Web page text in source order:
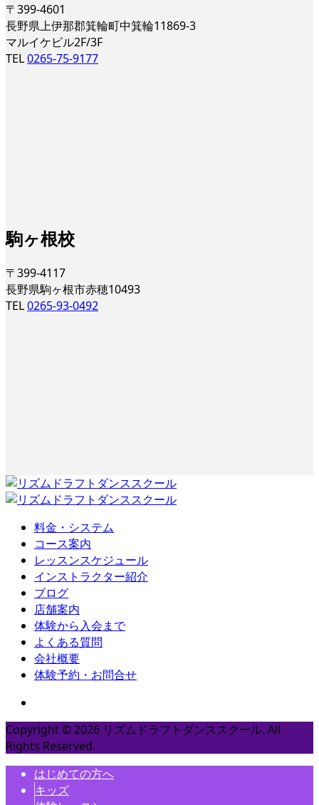
〒399-4601
長野県上伊那郡箕輪町中箕輪11869-3
マルイケビル2F/3F
TEL0265-75-9177
駒ヶ根校
〒399-4117
長野県駒ヶ根市赤穂10493
TEL0265-93-0492
料金・システム
コース案内
レッスンスケジュール
インストラクター紹介
ブログ
店舗案内
体験から入会まで
よくある質問
会社概要
体験予約・お問合せ
Copyright ©2026 リズムドラフトダンススクール. All
Rights Reserved.
はじめての方へ
キッズ